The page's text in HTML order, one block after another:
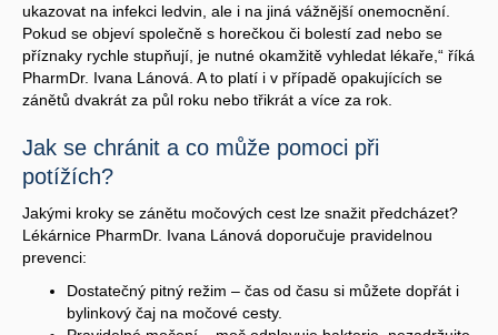
ukazovat na infekci ledvin, ale i na jiná vážnější onemocnění.
Pokud se objeví společně s horečkou či bolestí zad nebo se
příznaky rychle stupňují, je nutné okamžitě vyhledat lékaře,“ říká
PharmDr. Ivana Lánová. A to platí i v případě opakujících se
zánětů dvakrát za půl roku nebo třikrát a více za rok.
Jak se chránit a co může pomoci při
potížích?
Jakými kroky se zánětu močových cest lze snažit předcházet?
Lékárnice PharmDr. Ivana Lánová doporučuje pravidelnou
prevenci:
Dostatečný pitný režim – čas od času si můžete dopřát i
bylinkový čaj na močové cesty.